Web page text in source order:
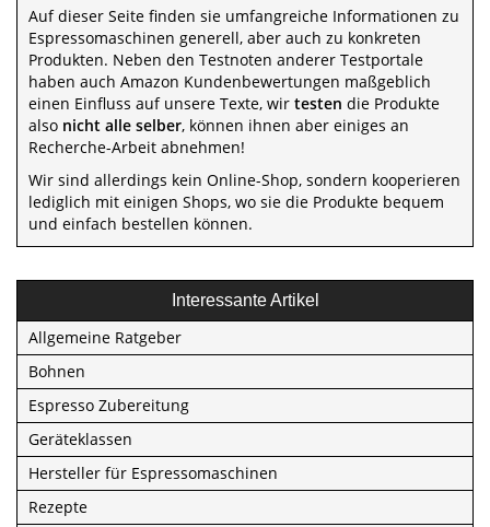
Auf dieser Seite finden sie umfangreiche Informationen zu
Espressomaschinen generell, aber auch zu konkreten
Produkten. Neben den Testnoten anderer Testportale
haben auch Amazon Kundenbewertungen maßgeblich
einen Einfluss auf unsere Texte, wir testen die Produkte
also nicht alle selber, können ihnen aber einiges an
Recherche-Arbeit abnehmen!
Wir sind allerdings kein Online-Shop, sondern kooperieren
lediglich mit einigen Shops, wo sie die Produkte bequem
und einfach bestellen können.
Interessante Artikel
Allgemeine Ratgeber
Bohnen
Espresso Zubereitung
Geräteklassen
Hersteller für Espressomaschinen
Rezepte